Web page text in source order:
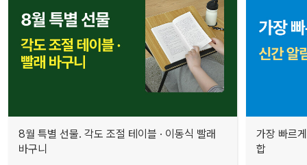
8월 특별 선물. 각도 조절 테이블 · 이동식 빨래
바구니
가장 빠르
합